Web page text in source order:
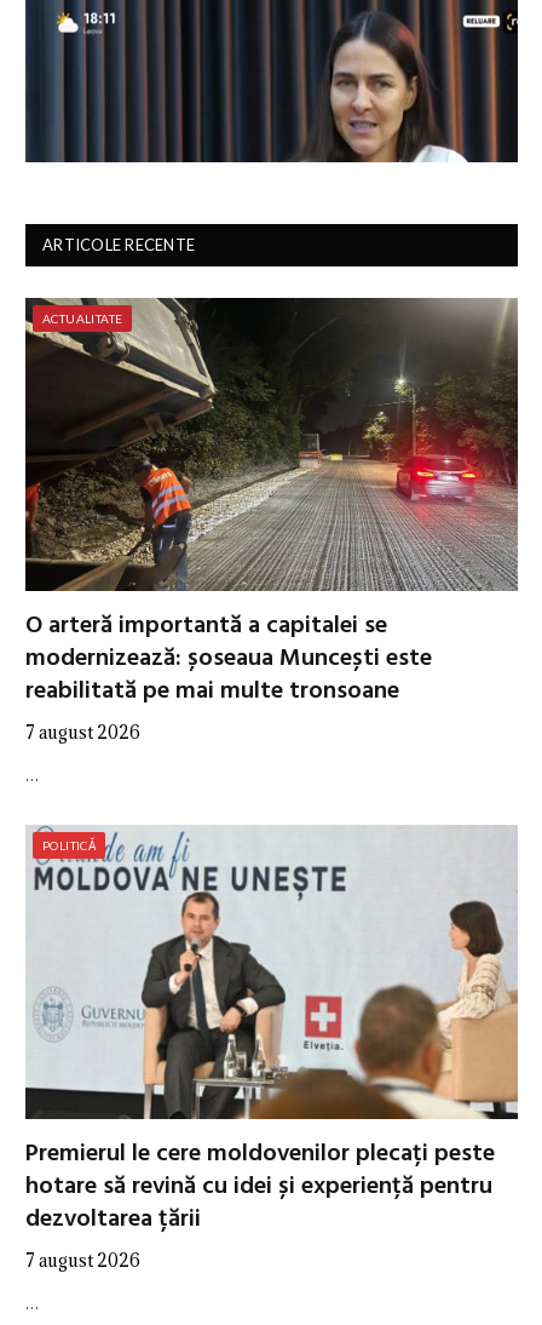
ARTICOLE RECENTE
ACTUALITATE
O arteră importantă a capitalei se
modernizează: șoseaua Muncești este
reabilitată pe mai multe tronsoane
7 august 2026
…
POLITICĂ
Premierul le cere moldovenilor plecați peste
hotare să revină cu idei și experiență pentru
dezvoltarea țării
7 august 2026
…